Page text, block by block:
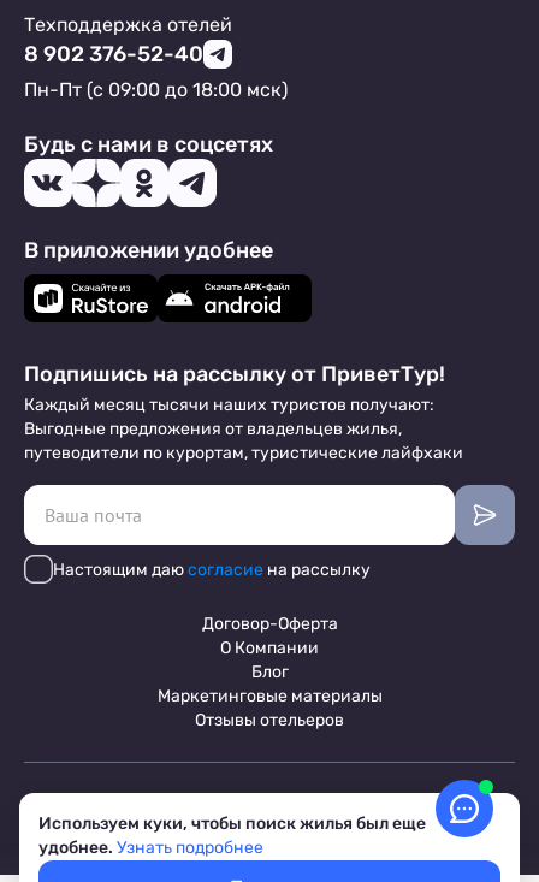
Техподдержка отелей
8 902 376-52-40
Пн-Пт (с 09:00 до 18:00 мск)
Будь с нами в соцсетях
В приложении удобнее
Подпишись на рассылку от ПриветТур!
Каждый месяц тысячи наших туристов получают:
Выгодные предложения от владельцев жилья,
путеводители по курортам, туристические лайфхаки
Настоящим даюсогласие на рассылку
Договор-Оферта
О Компании
Блог
Маркетинговые материалы
Отзывы отельеров
© 2017-2026 ПриветТур™
Российский сервис бронирования жилья, официальный сайт,
Обработка персональных данных
Условия бронирования объектов
Используем куки, чтобы поиск жилья был еще
удобнее. Узнать подробнее